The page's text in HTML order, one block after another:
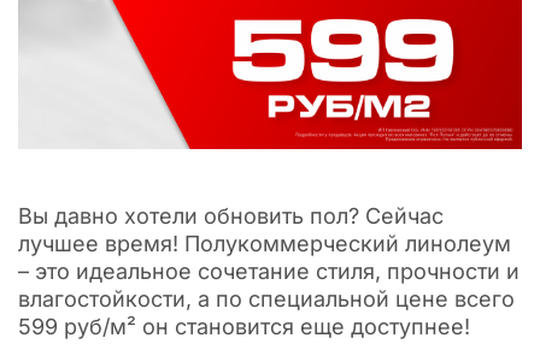
Вы давно хотели обновить пол? Сейчас
лучшее время! Полукоммерческий линолеум
– это идеальное сочетание стиля, прочности и
влагостойкости, а по специальной цене всего
599 руб/м² он становится еще доступнее!